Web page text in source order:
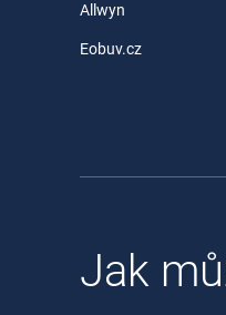
Allwyn
Eobuv.cz
Jak